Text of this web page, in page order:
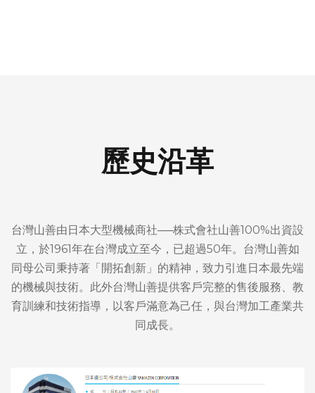
歷史沿革
台灣山善由日本大型機械商社──株式會社山善100%出資設
立，於1961年在台灣成立至今，已超過50年。台灣山善如
同母公司秉持著「開拓創新」的精神，致力引進日本最先端
的機械與技術。此外台灣山善提供客戶完整的售後服務、教
育訓練和技術指導，以客戶滿意為己任，與台灣加工產業共
同成長。